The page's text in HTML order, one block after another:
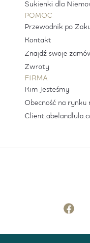
Sukienki dla
POMOC
Przewodnik po
Kontakt
Znajdź swoje
Zwroty
FIRMA
Kim Jesteśmy
Obecność na